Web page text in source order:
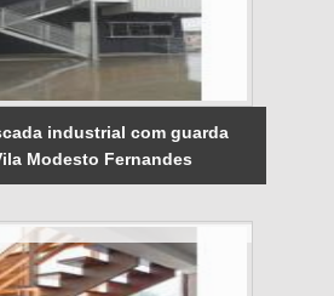
industrial com guarda
Modesto Fernandes